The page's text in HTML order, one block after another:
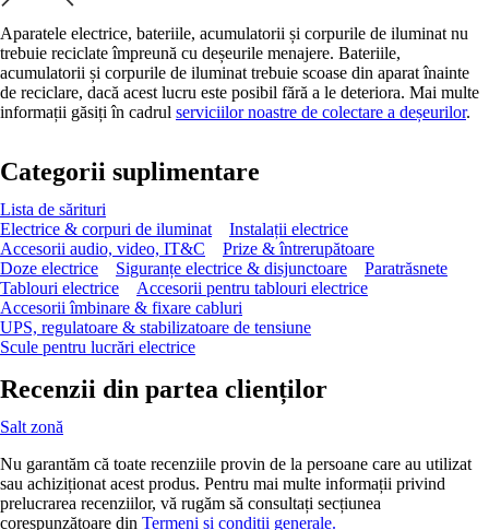
Aparatele electrice, bateriile, acumulatorii și corpurile de iluminat nu
trebuie reciclate împreună cu deșeurile menajere. Bateriile,
acumulatorii și corpurile de iluminat trebuie scoase din aparat înainte
de reciclare, dacă acest lucru este posibil fără a le deteriora. Mai multe
informații găsiți în cadrul serviciilor noastre de colectare a deșeurilor.
Categorii suplimentare
Lista de sărituri
Electrice & corpuri de iluminat
Instalații electrice
Accesorii audio, video, IT&C
Prize & întrerupătoare
Doze electrice
Siguranțe electrice & disjunctoare
Paratrăsnete
Tablouri electrice
Accesorii pentru tablouri electrice
Accesorii îmbinare & fixare cabluri
UPS, regulatoare & stabilizatoare de tensiune
Scule pentru lucrări electrice
Recenzii din partea clienților
Salt zonă
Nu garantăm că toate recenziile provin de la persoane care au utilizat
sau achiziționat acest produs. Pentru mai multe informații privind
prelucrarea recenziilor, vă rugăm să consultați secțiunea
corespunzătoare din Termeni și condiții generale.